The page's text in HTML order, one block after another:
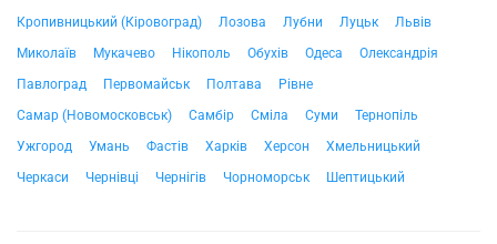
Кропивницький (Кіровоград)
Лозова Лубни Луцьк
Львів
Миколаїв
Мукачево Нікополь Обухів Одеса
Олександрія
Павлоград
Первомайськ Полтава
Рівне
Самар (Новомосковськ)
Самбір Сміла Суми
Тернопіль
Ужгород
Умань Фастів Харків Херсон
Хмельницький
Черкаси
Чернівці Чернігів Чорноморськ Шептицький